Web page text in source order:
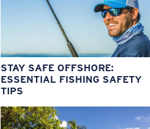
STAY SAFE OFFSHORE:
ESSENTIAL FISHING SAFETY
TIPS